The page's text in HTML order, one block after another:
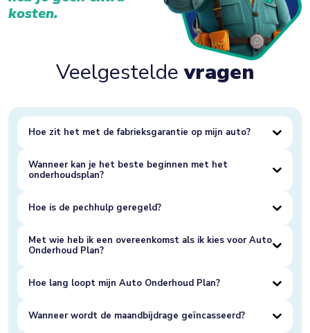
kosten.
Veelgesteldevragen
Hoe zit het met de fabrieksgarantie op mijn auto?
Wanneer kan je het beste beginnen met het
onderhoudsplan?
Hoe is de pechhulp geregeld?
Met wie heb ik een overeenkomst als ik kies voor Auto
Onderhoud Plan?
Hoe lang loopt mijn Auto Onderhoud Plan?
Wanneer wordt de maandbijdrage geïncasseerd?